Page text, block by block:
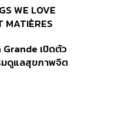
WE LOVE
MATIÈRES
เปิดตัว
มดูแลสุขภาพจิต